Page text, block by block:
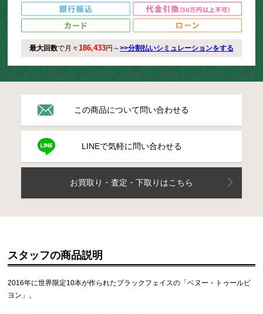
最大回数で月々186,433円～>>分割払いシミュレーションをする
この商品について問い合わせる
LINEで気軽に問い合わせる
お買取り・査定・下取りはこちら
スタッフの商品説明
2016年に世界限定10本が作られたブラックフェイスの「ベヌー・トゥールビ
ヨン」。